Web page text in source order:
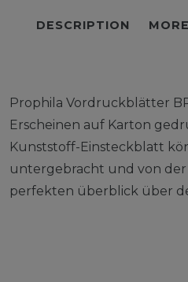
DESCRIPTION
Prophila Vordruckblätter
Erscheinen auf Karton
Kunststoff-Einsteckblatt
untergebracht und von der
perfekten überblick über